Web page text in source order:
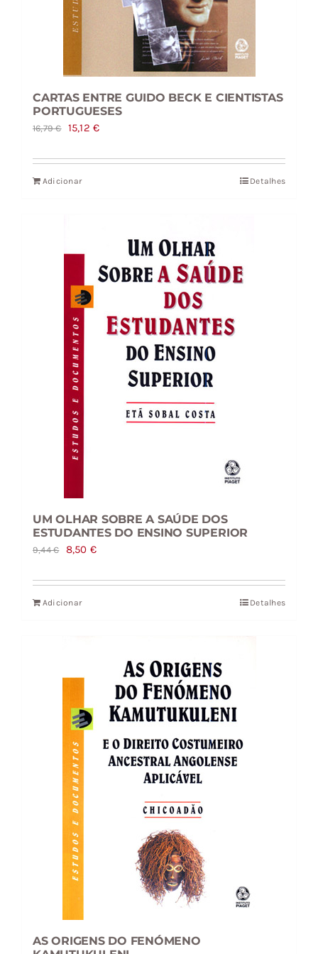
CARTAS ENTRE GUIDO BECK E CIENTISTAS
PORTUGUESES
16,79€
O
original
era:
15,12€O
atual
Adicionar Detalhes
UM OLHAR SOBRE A SAÚDE DOS
ESTUDANTES DO ENSINO SUPERIOR
9,44€
O
original
era:
8,50 €O
atual
Adicionar Detalhes
AS ORIGENS DO FENÓMENO